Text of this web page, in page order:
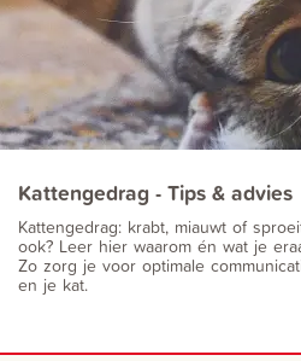
Kattengedrag - Tips & advies
Kattengedrag: krabt, miauwt of
ook? Leer hier waarom én wat je
Zo zorg je voor optimale
en je kat.